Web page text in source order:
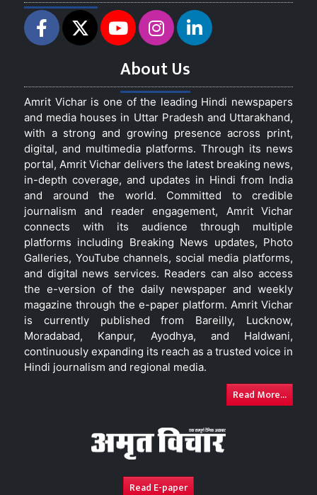
About Us
Amrit Vichar is one of the leading Hindi newspapers
and media houses in Uttar Pradesh and Uttarakhand,
with a strong and growing presence across print,
digital, and multimedia platforms. Through its news
portal, Amrit Vichar delivers the latest breaking news,
in-depth coverage, and updates in Hindi from India
and around the world. Committed to credible
journalism and reader engagement, Amrit Vichar
connects with its audience through multiple
platforms including Breaking News updates, Photo
Galleries, YouTube channels, social media platforms,
and digital news services. Readers can also access
the e-version of the daily newspaper and weekly
magazine through the e-paper platform. Amrit Vichar
is currently published from Bareilly, Lucknow,
Moradabad, Kanpur, Ayodhya, and Haldwani,
continuously expanding its reach as a trusted voice in
Hindi journalism and regional media.
Read More...
Read E-paper